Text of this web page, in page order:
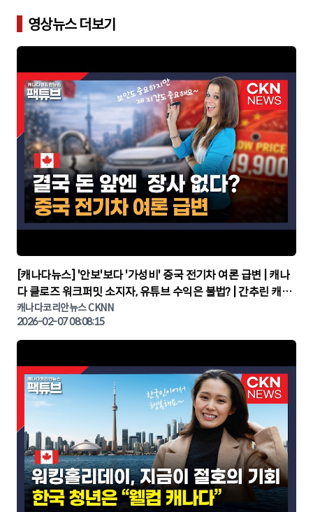
영상뉴스 더보기
▶
[캐나다뉴스] '안보'보다 '가성비' 중국 전기차 여론 급변 | 캐나
다 클로즈 워크퍼밋 소지자, 유튜브 수익은 불법? | 간추린 캐나
다뉴스 | CKNNEWS, 캐나다코리안뉴스
캐나다코리안뉴스 CKNN
2026-02-07 08:08:15